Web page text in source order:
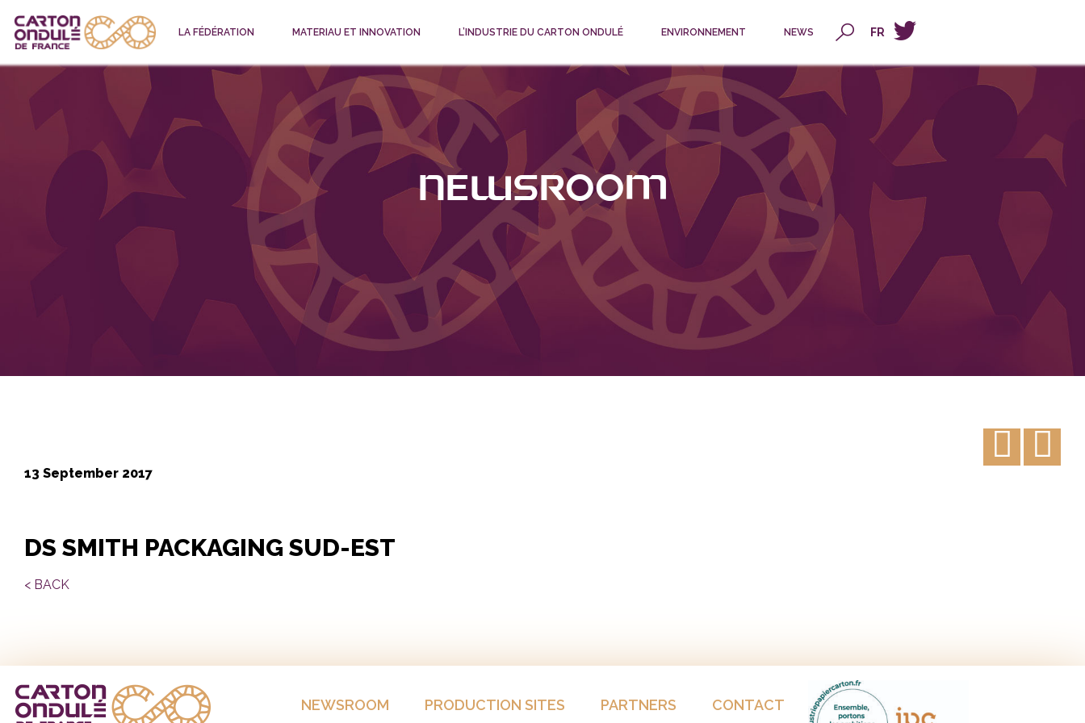
LA FÉDÉRATION MATERIAU ET INNOVATION L’INDUSTRIE DU CARTON ONDULÉ ENVIRONNEMENT NEWS FR
Newsroom
13 September 2017
DS SMITH PACKAGING SUD-EST
< BACK
NEWSROOM PRODUCTION SITES PARTNERS CONTACT